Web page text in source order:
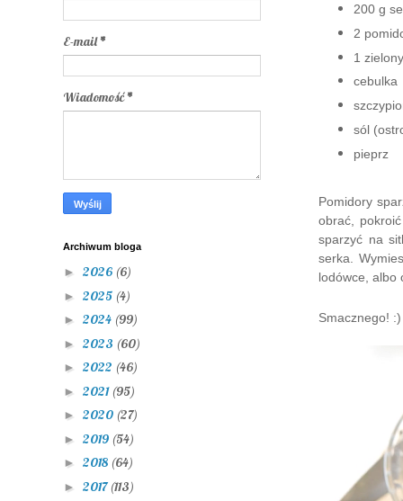
200 g
2
1
cebulka
sól
pieprz
Pomidory
obrać,
sparzyć na
serka.
lodówce, albo
Smacznego! :)
E-mail*
Wiadomość*
Archiwum bloga
► 2026 (6)
► 2025 (4)
► 2024 (99)
► 2023 (60)
► 2022 (46)
► 2021 (95)
► 2020 (27)
► 2019 (54)
► 2018 (64)
► 2017(113)